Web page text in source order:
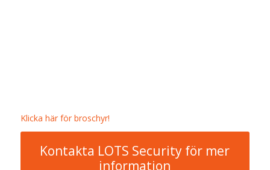
Klicka här för broschyr!
Kontakta LOTS Security för mer
information